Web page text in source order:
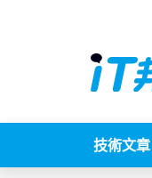
技術文章